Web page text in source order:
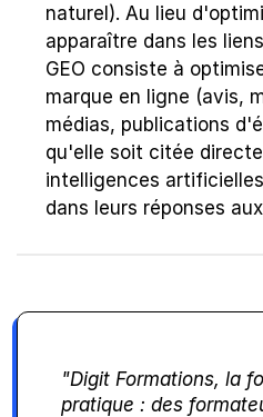
naturel). Au lieu
apparaître dans les
GEO consiste à
marque en ligne (avis,
médias, publications
qu'elle soit citée
intelligences
dans leurs réponses
"Digit Formations, la
pratique : des